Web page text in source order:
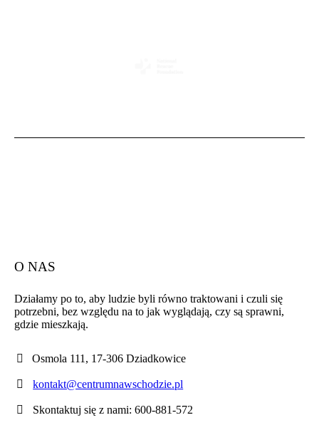
O NAS
Działamy po to, aby ludzie byli równo traktowani i czuli się
potrzebni, bez względu na to jak wyglądają, czy są sprawni,
gdzie mieszkają.
Osmola 111, 17-306 Dziadkowice
kontakt@centrumnawschodzie.pl
Skontaktuj się z nami: 600-881-572